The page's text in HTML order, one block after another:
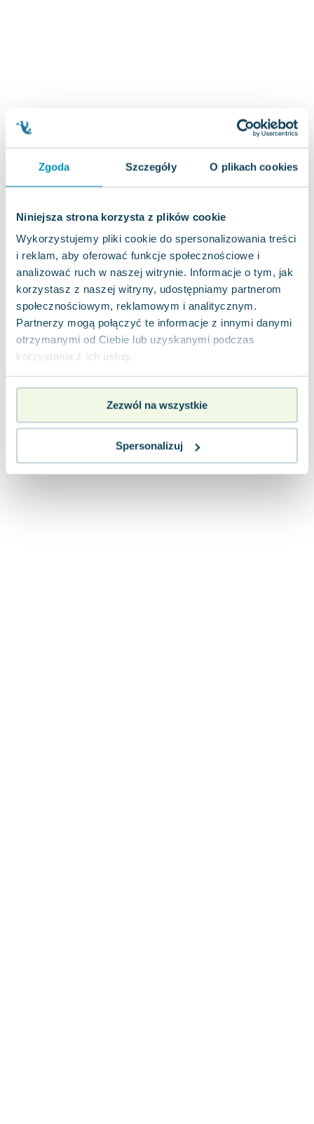
Zgoda Szczegóły O plikach cookies
Niniejsza strona korzysta z plików cookie
Wykorzystujemy pliki cookie do spersonalizowania treści
i reklam, aby oferować funkcje społecznościowe i
analizować ruch w naszej witrynie. Informacje o tym, jak
korzystasz z naszej witryny, udostępniamy partnerom
społecznościowym, reklamowym i analitycznym.
Partnerzy mogą połączyć te informacje z innymi danymi
otrzymanymi od Ciebie lub uzyskanymi podczas
korzystania z ich usług.
Zezwól na wszystkie
Spersonalizuj
Leszek Czarnecki
Joanna Racewicz
Janina Zającówna
Anna Prus (oprac.)
Agnieszka Maciąg
Barbara Wrzesińska
Terry Pratchett
Virginia Woolf
Lorraine Warren
Ajahn Brahm
Lucinda Riley
Jacek Walkiewicz